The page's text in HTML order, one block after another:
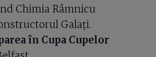
Chimia Râmnicu
Galați.
în Cupa Cupelor